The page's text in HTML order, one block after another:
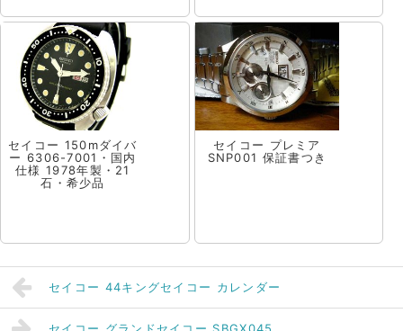
セイコー 150mダイバ
ー 6306-7001・国内
仕様 1978年製・21
石・希少品
セイコー プレミア
SNP001 保証書つき
セイコー 44キングセイコー カレンダー